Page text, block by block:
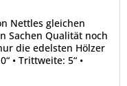
Nettles gleichen
Sachen Qualität noch
die edelsten Hölzer
• Trittweite: 5“ •